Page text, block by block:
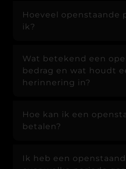
Hoeveel openstaande
ik?
Wat betekend een
bedrag en wat houdt
herinnering in?
Hoe kan ik een
betalen?
Ik heb een